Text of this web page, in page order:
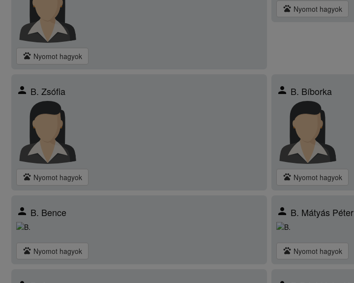
pets Nyomot hagyok
pets Nyomot hagyok
person B. Zsófia
pets Nyomot hagyok
person B. Bíborka
pets Nyomot hagyok
person B. Bence
pets Nyomot hagyok
person B. Mátyás Péter
pets Nyomot hagyok